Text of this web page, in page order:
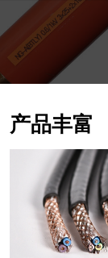
产品丰富